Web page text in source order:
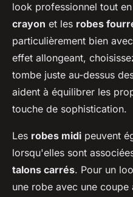
look professionnel tout
crayon et les robes
particulièrement bien
effet allongeant,
tombe juste au-dessus
aident à équilibrer les
touche de sophistication.
Les robes midi peuvent
lorsqu'elles sont
talons carrés. Pour un
une robe avec une